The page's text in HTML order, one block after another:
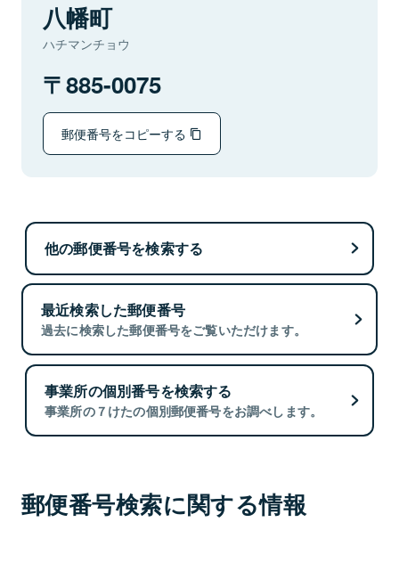
八幡町
ハチマンチョウ
885-0075
郵便番号をコピーする
他の郵便番号を検索する
最近検索した郵便番号
過去に検索した郵便番号をご覧いただけます。
事業所の個別番号を検索する
事業所の７けたの個別郵便番号をお調べします。
郵便番号検索に関する情報